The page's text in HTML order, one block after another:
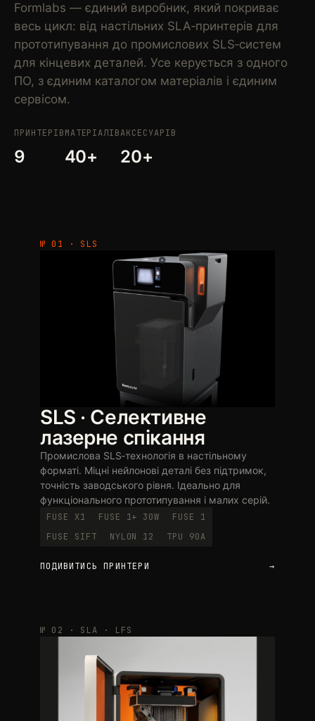
Formlabs — єдиний виробник, який покриває
весь цикл: від настільних SLA‑принтерів для
прототипування до промислових SLS‑систем
для кінцевих деталей. Усе керується з одного
ПО, з єдиним каталогом матеріалів і єдиним
сервісом.
ПРИНТЕРІВ
9
МАТЕРІАЛІВ
40+
АКСЕСУАРІВ
20+
№ 01 · SLS
SLS · Селективне
лазерне спікання
Промислова SLS‑технологія в настільному
форматі. Міцні нейлонові деталі без підтримок,
точність заводського рівня. Ідеально для
функціонального прототипування і малих серій.
FUSE X1 FUSE 1+ 30W
FUSE 1
FUSE SIFT
NYLON 12 TPU 90A
ПОДИВИТИСЬ ПРИНТЕРИ →
№ 02 · SLA · LFS